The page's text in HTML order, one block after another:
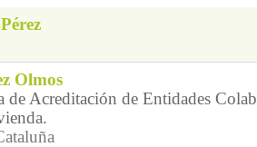
Olmos
de Acreditación de Entidades